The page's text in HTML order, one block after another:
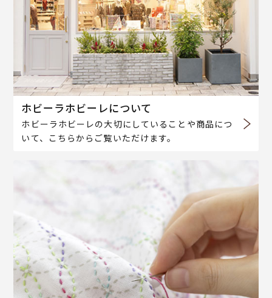
ホビーラホビーレについて
ホビーラホビーレの大切にしていることや商品につ
いて、こちらからご覧いただけます。